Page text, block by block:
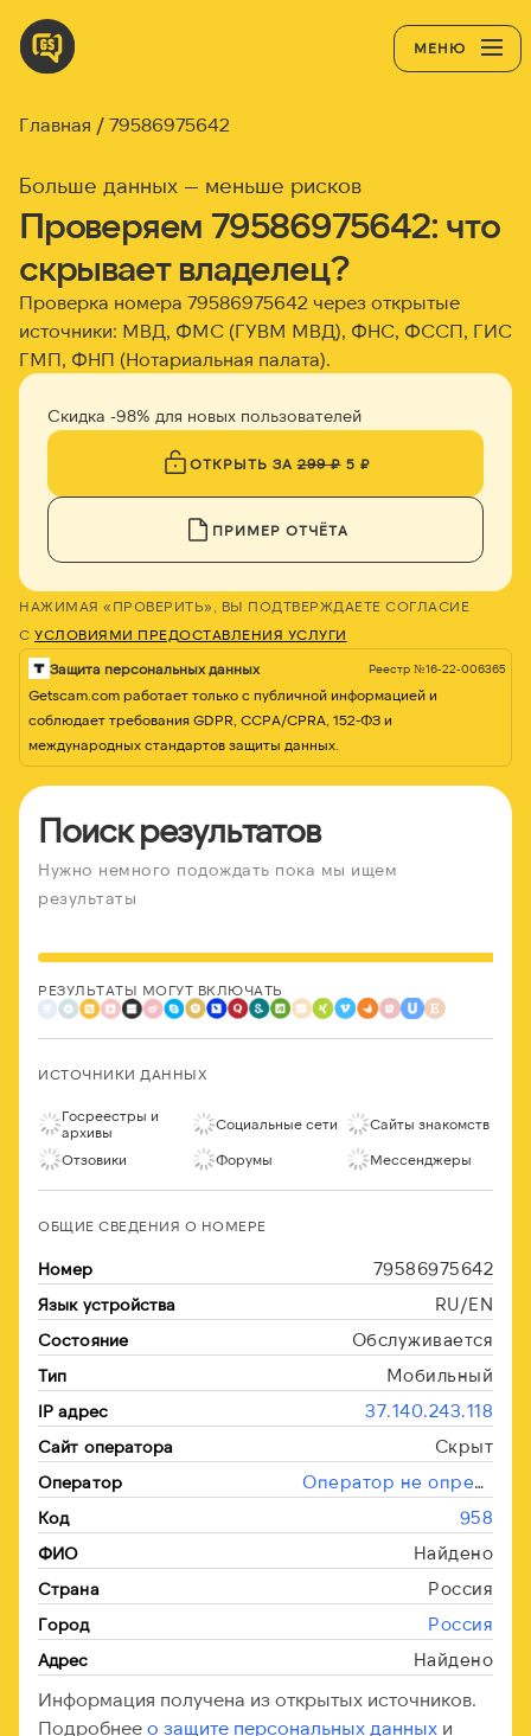
МЕНЮ
Главная 79586975642
Больше данных — меньше рисков
Проверяем 79586975642: что
скрывает владелец?
Проверка номера 79586975642 через открытые
источники: МВД, ФМС (ГУВМ МВД), ФНС, ФССП, ГИС
ГМП, ФНП (Нотариальная палата).
Скидка -98% для новых пользователей
ОТКРЫТЬ ЗА299 ₽5 ₽
ПРИМЕР ОТЧЁТА
НАЖИМАЯ «ПРОВЕРИТЬ», ВЫ ПОДТВЕРЖДАЕТЕ СОГЛАСИЕ
С УСЛОВИЯМИ ПРЕДОСТАВЛЕНИЯ УСЛУГИ
Защита персональных данных Реестр №16-22-006365
Getscam.com работает только с публичной информацией и
соблюдает требования GDPR, CCPA/CPRA, 152-ФЗ и
международных стандартов защиты данных.
Поиск результатов
Нужно немного подождать пока мы ищем
результаты
РЕЗУЛЬТАТЫ МОГУТ ВКЛЮЧАТЬ
ИСТОЧНИКИ ДАННЫХ
Госреестры и
архивы
Социальные сети Сайты знакомств
Отзовики Форумы Мессенджеры
ОБЩИЕ СВЕДЕНИЯ О НОМЕРЕ
Номер 79586975642
Язык устройства RU/EN
Состояние Обслуживается
Тип Мобильный
IP адрес 37.140.243.118
Сайт оператора Скрыт
Оператор Оператор не определён
Код 958
ФИО Найдено
Страна Россия
Город Россия
Адрес Найдено
Информация получена из открытых источников.
Подробнее о защите персональных данных и